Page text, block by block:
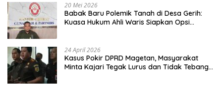
20 Mei 2026
Babak Baru Polemik Tanah di Desa Gerih:
Kuasa Hukum Ahli Waris Siapkan Opsi
24 April 2026
Kasus Pokir DPRD Magetan, Masyarakat
Minta Kajari Tegak Lurus dan Tidak Tebang